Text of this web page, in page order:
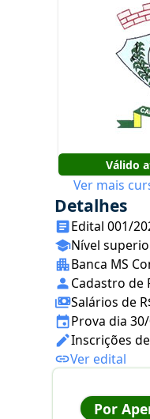
Válido
Ver mais
Detalhes
Edital 001/
Nível
Banca MS
Cadastro de
Salários de
Prova dia
Inscrições
Ver edital
Por